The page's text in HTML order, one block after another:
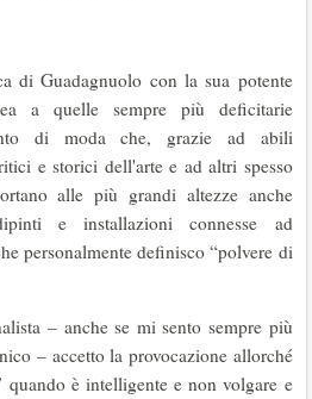
di Guadagnuolo con la sua potente
a quelle sempre più deficitarie
di moda che, grazie ad abili
e storici dell'arte e ad altri spesso
alle più grandi altezze anche
e installazioni connesse ad
personalmente definisco “polvere di
– anche se mi sento sempre più
– accetto la provocazione allorché
quando è intelligente e non volgare e